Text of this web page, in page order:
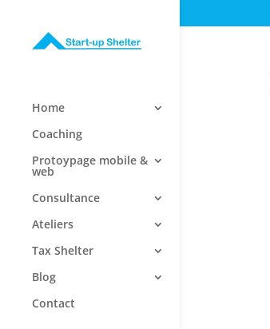
Home
Coaching
Protoypage mobile &
web
Consultance
Ateliers
Tax Shelter
Blog
Contact